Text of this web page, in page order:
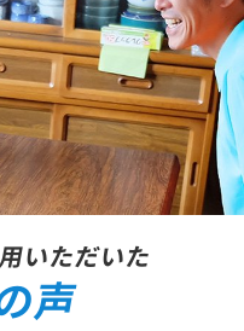
いただいた
声